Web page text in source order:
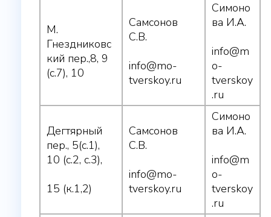
М.
Гнездниковс
кий пер.,8, 9
(с.7), 10
Самсонов
С.В.
info@mo-
tverskoy.ru
Симоно
ва И.А.
info@m
o-
tverskoy
.ru
Дегтярный
пер., 5(с.1),
10 (с.2, с.3),
15 (к.1,2)
Самсонов
С.В.
info@mo-
tverskoy.ru
Симоно
ва И.А.
info@m
o-
tverskoy
.ru